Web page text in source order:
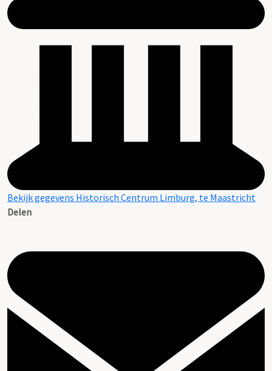
Bekijk gegevens Historisch Centrum Limburg, te Maastricht
Delen